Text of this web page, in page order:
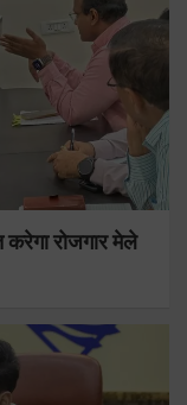
करेगा रोजगार मेले